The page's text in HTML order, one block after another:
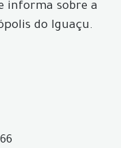
informa sobre a
do Iguaçu.